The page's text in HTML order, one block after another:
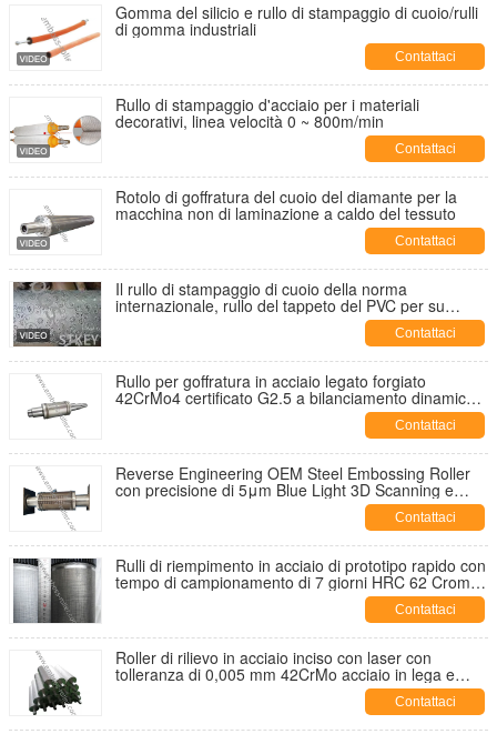
Gomma del silicio e rullo di stampaggio di cuoio/rulli
di gomma industriali
Contattaci
Rullo di stampaggio d'acciaio per i materiali
decorativi, linea velocità 0 ~ 800m/min
Contattaci
Rotolo di goffratura del cuoio del diamante per la
macchina non di laminazione a caldo del tessuto
Contattaci
Il rullo di stampaggio di cuoio della norma
internazionale, rullo del tappeto del PVC per su
Contattaci
Rullo per goffratura in acciaio legato forgiato
42CrMo4 certificato G2.5 a bilanciamento dinamico
per applicazioni ad alta velocità 3000 RPMContattaci
Reverse Engineering OEM Steel Embossing Roller
con precisione di 5μm Blue Light 3D Scanning e
verifica del 98% di corrispondenza dei modelli
Contattaci
Rulli di riempimento in acciaio di prototipo rapido con
tempo di campionamento di 7 giorni HRC 62 Cromo
Contattaci
Roller di rilievo in acciaio inciso con laser con
tolleranza di 0,005 mm 42CrMo acciaio in lega e
Contattaci